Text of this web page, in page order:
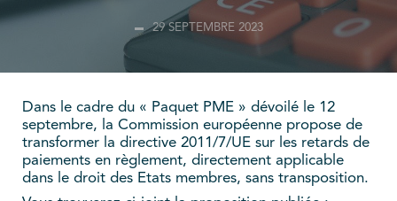
29 SEPTEMBRE 2023
Dans le cadre du « Paquet PME » dévoilé le 12
septembre, la Commission européenne propose de
transformer la directive 2011/7/UE sur les retards de
paiements en règlement, directement applicable
dans le droit des Etats membres, sans transposition.